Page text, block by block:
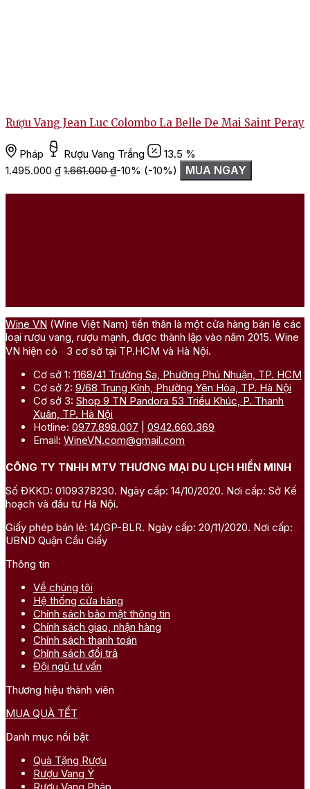
Rượu Vang Jean Luc Colombo La Belle De Mai Saint Peray
Pháp Rượu Vang Trắng
13.5 %
1.495.000 ₫ 1.661.000₫-10% (-10%) MUA NGAY
Wine VN (Wine Việt Nam) tiền thân là một cửa hàng bán lẻ các
loại rượu vang, rượu mạnh, được thành lập vào năm 2015. Wine
VN hiện có 3 cơ sở tại TP.HCM và Hà Nội.
Cơ sở 1: 1168/41 Trường Sa, Phường Phú Nhuận, TP. HCM
Cơ sở 2: 9/68 Trung Kính, Phường Yên Hòa, TP. Hà Nội
Cơ sở 3: Shop 9 TN Pandora 53 Triều Khúc, P. Thanh
Xuân, TP. Hà Nội
Hotline: 0977.898.007
0942.660.369
Email: WineVN.com@gmail.com
CÔNG TY TNHH MTV THƯƠNG MẠI DU LỊCH HIỀN MINH
Số ĐKKD: 0109378230. Ngày cấp: 14/10/2020. Nơi cấp: Sở Kế
hoạch và đầu tư Hà Nội.
Giấy phép bán lẻ: 14/GP-BLR. Ngày cấp: 20/11/2020. Nơi cấp:
UBND Quận Cầu Giấy
Thông tin
Về chúng tôi
Hệ thống cửa hàng
Chính sách bảo mật thông tin
Chính sách giao, nhận hàng
Chính sách thanh toán
Chính sách đổi trả
Đội ngũ tư vấn
Thương hiệu thành viên
MUA QUÀ TẾT
Danh mục nổi bật
Quà Tặng Rượu
Rượu Vang Ý